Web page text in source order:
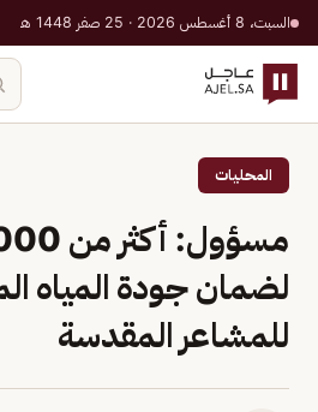
السبت، 8 أغسطس 2026 · 25 صفر 1448 هـ
المحليات
لضمان جودة المياه
للمشاعر المقدسة